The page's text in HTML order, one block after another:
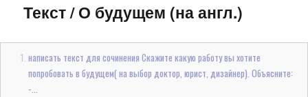
Текст/О будущем (на англ.)
написать текст для сочинения Скажите какую работу вы хотите
попробовать в будущем( на выбор доктор, юрист, дизайнер). Объясните:
-...